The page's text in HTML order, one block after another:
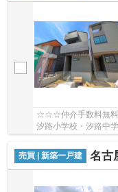
☆☆☆仲介手数料無料
汐路小学校・汐路中
売買 | 新築一戸建 名古屋市